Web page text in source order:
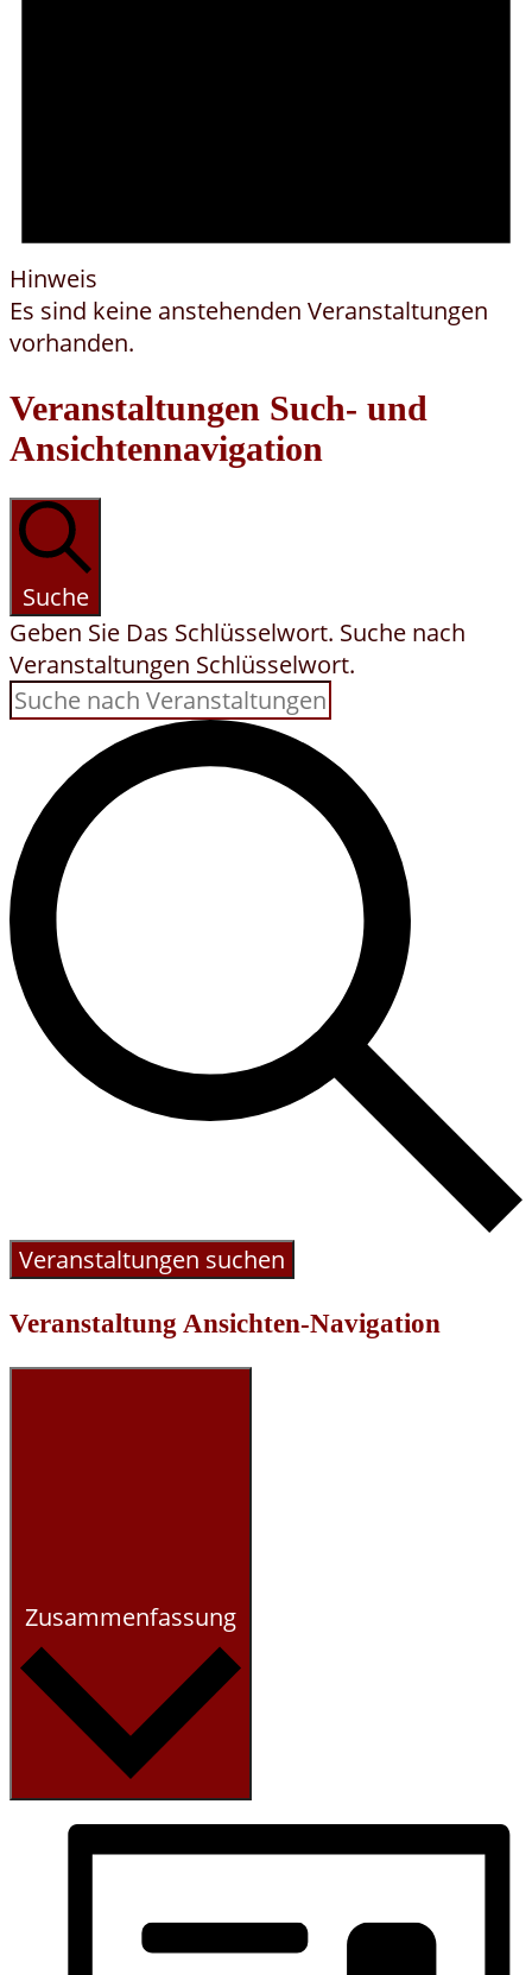
Hinweis
Es sind keine anstehenden Veranstaltungen
vorhanden.
Veranstaltungen Such- und
Ansichtennavigation
Suche
Geben Sie Das Schlüsselwort. Suche nach
Veranstaltungen Schlüsselwort.
Veranstaltungen suchen
Veranstaltung Ansichten-Navigation
Zusammenfassung